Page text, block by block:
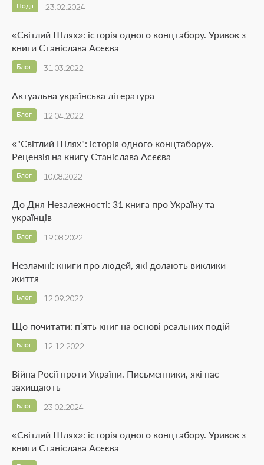
23.02.2024
Події
«Світлий Шлях»: історія одного концтабору. Уривок з
книги Станіслава Асєєва
31.03.2022
Блог
Актуальна українська література
12.04.2022
Блог
«"Світлий Шлях": історія одного концтабору».
Рецензія на книгу Станіслава Асєєва
10.08.2022
Блог
До Дня Незалежності: 31 книга про Україну та
українців
19.08.2022
Блог
Незламні: книги про людей, які долають виклики
життя
12.09.2022
Блог
Що почитати: п’ять книг на основі реальних подій
12.12.2022
Блог
Війна Росії проти України. Письменники, які нас
захищають
23.02.2024
Блог
«Світлий Шлях»: історія одного концтабору. Уривок з
книги Станіслава Асєєва